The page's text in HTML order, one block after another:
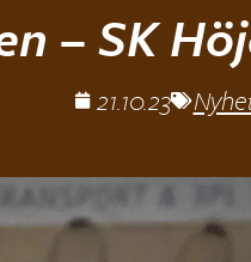
– SK
21.10.23